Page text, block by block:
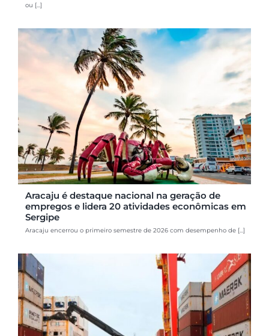
ou [...]
Aracaju é destaque nacional na geração de
empregos e lidera 20 atividades econômicas em
Sergipe
Aracaju encerrou o primeiro semestre de 2026 com desempenho de [...]